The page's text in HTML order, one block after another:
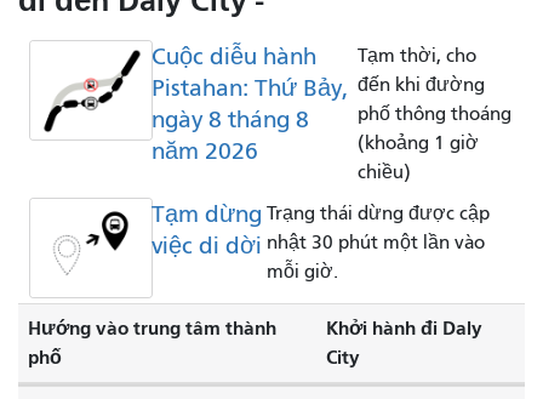
Cuộc diễu hành
Pistahan: Thứ Bảy,
ngày 8 tháng 8
năm 2026
Tạm thời, cho
đến khi đường
phố thông thoáng
(khoảng 1 giờ
chiều)
Tạm dừng
việc di dời
Trạng thái dừng được cập
nhật 30 phút một lần vào
mỗi giờ.
Hướng vào trung tâm thành
phố
Khởi hành đi Daly
City